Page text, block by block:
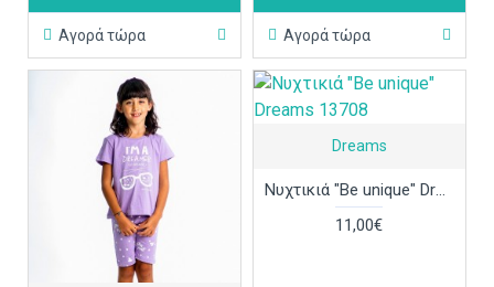
Αγορά τώρα Αγορά τώρα
Dreams
Νυχτικιά "Be unique" Dreams 13708
11,00€